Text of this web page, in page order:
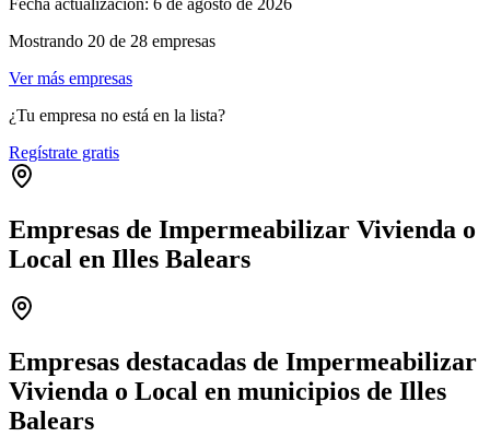
Mostrando 20 de 28 empresas
Ver más empresas
¿Tu empresa no está en la lista?
Regístrate gratis
Empresas de Impermeabilizar Vivienda o
Local en Illes Balears
−
Empresas destacadas de Impermeabilizar
Vivienda o Local en municipios de Illes
Balears